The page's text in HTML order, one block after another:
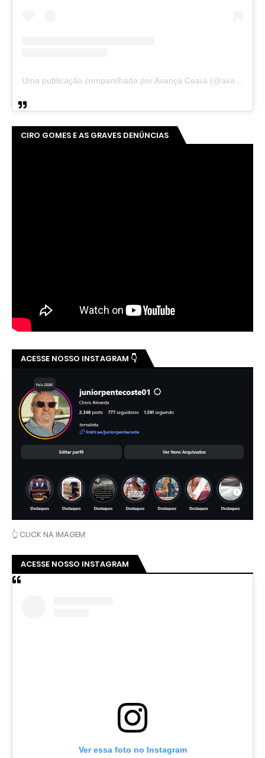
Uma publicação compartilhada por Avança Ceará (@avancaceara)
CIRO GOMES E AS GRAVES DENÚNCIAS
ACESSE NOSSO INSTAGRAM 👇
👆 CLICK NA IMAGEM
ACESSE NOSSO INSTAGRAM
Ver essa foto no Instagram